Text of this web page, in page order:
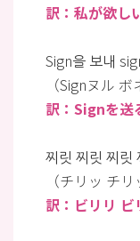
訳：私が欲し
Sign을 보내
（Signヌル ボ
訳：Signを送
찌릿 찌릿 찌릿
（チリッ チ
訳：ビリリ ビ